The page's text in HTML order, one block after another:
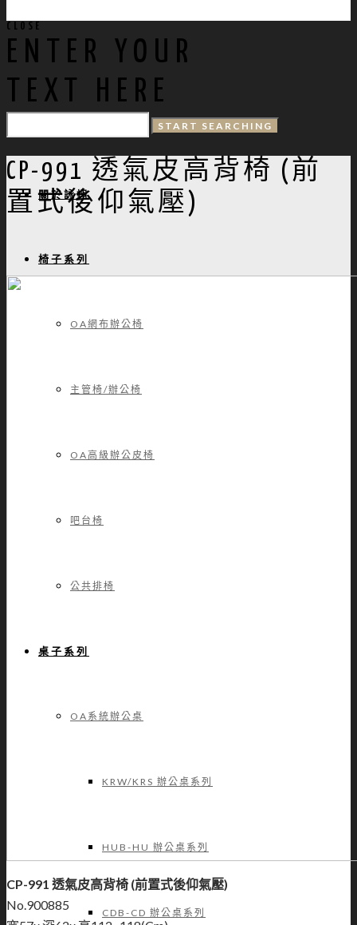
關於詠翊
椅子系列
OA網布辦公椅
主管椅/辦公椅
OA高級辦公皮椅
吧台椅
公共排椅
桌子系列
OA系統辦公桌
KRW/KRS 辦公桌系列
HUB-HU 辦公桌系列
CDB-CD 辦公桌系列
CLOSE
ENTER YOUR
TEXT HERE
CP-991 透氣皮高背椅 (前
置式後仰氣壓)
CP-991 透氣皮高背椅 (前置式後仰氣壓)
No.900885